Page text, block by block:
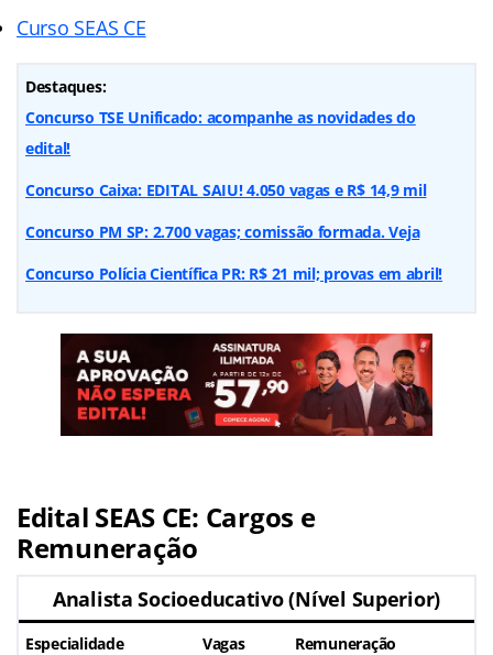
Curso SEAS CE
Destaques:
Concurso TSE Unificado: acompanhe as novidades do
edital!
Concurso Caixa: EDITAL SAIU! 4.050 vagas e R$ 14,9 mil
Concurso PM SP: 2.700 vagas; comissão formada. Veja
Concurso Polícia Científica PR: R$ 21 mil; provas em abril!
Edital SEAS CE: Cargos e
Remuneração
Analista Socioeducativo (Nível Superior)
Especialidade Vagas Remuneração